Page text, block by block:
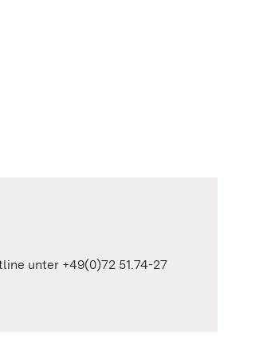
unter +49(0)72 51.74-27